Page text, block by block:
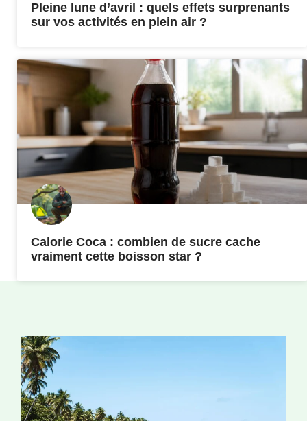
Pleine lune d’avril : quels effets surprenants
sur vos activités en plein air ?
Calorie Coca : combien de sucre cache
vraiment cette boisson star ?